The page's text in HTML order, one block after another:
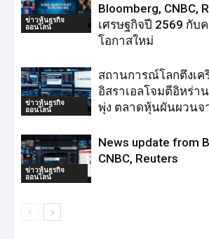
ข่าวหุ้นธุรกิจ
ออนไลน์
Bloomberg, CNBC,
เศรษฐกิจปี 2569 กับ
โอกาสใหม่
ข่าวหุ้นธุรกิจ
ออนไลน์
สถานการณ์โลกตึงเค
อิสราเอลโจมตีอิหร่
พุ่ง ตลาดหุ้นผันผวนจ
ข่าวหุ้นธุรกิจ
ออนไลน์
News update from
CNBC, Reuters